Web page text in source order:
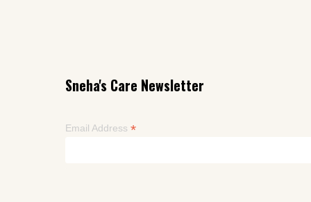
Sneha's Care Newsletter
Email Address *